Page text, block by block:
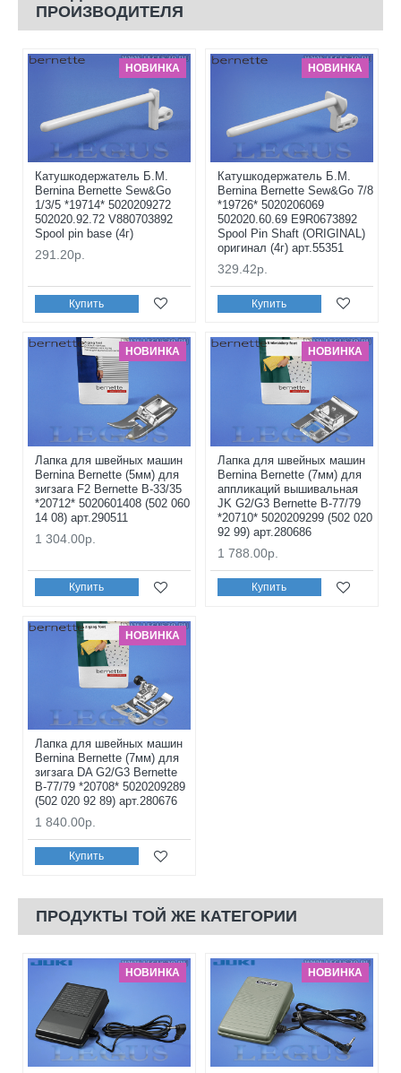
ПРОИЗВОДИТЕЛЯ
НОВИНКА
Катушкодержатель Б.М.
Bernina Bernette Sew&Go
1/3/5 *19714* 5020209272
502020.92.72 V880703892
Spool pin base (4г)
291.20р.
Купить
НОВИНКА
Катушкодержатель Б.М.
Bernina Bernette Sew&Go 7/8
*19726* 5020206069
502020.60.69 E9R0673892
Spool Pin Shaft (ORIGINAL)
оригинал (4г) арт.55351
329.42р.
Купить
НОВИНКА
Лапка для швейных машин
Bernina Bernette (5мм) для
зигзага F2 Bernette B-33/35
*20712* 5020601408 (502 060
14 08) арт.290511
1 304.00р.
Купить
НОВИНКА
Лапка для швейных машин
Bernina Bernette (7мм) для
аппликаций вышивальная
JK G2/G3 Bernette B-77/79
*20710* 5020209299 (502 020
92 99) арт.280686
1 788.00р.
Купить
НОВИНКА
Лапка для швейных машин
Bernina Bernette (7мм) для
зигзага DA G2/G3 Bernette
B-77/79 *20708* 5020209289
(502 020 92 89) арт.280676
1 840.00р.
Купить
ПРОДУКТЫ ТОЙ ЖЕ КАТЕГОРИИ
НОВИНКА НОВИНКА